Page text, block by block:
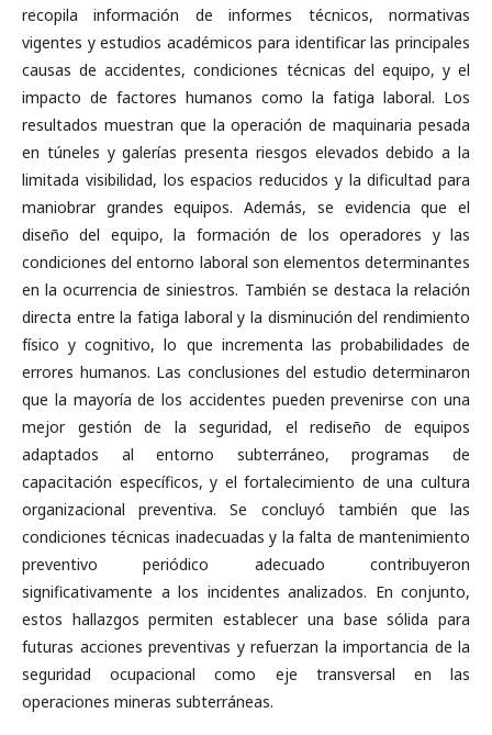
recopila información de informes técnicos, normativas
vigentes y estudios académicos para identificar las principales
causas de accidentes, condiciones técnicas del equipo, y el
impacto de factores humanos como la fatiga laboral. Los
resultados muestran que la operación de maquinaria pesada
en túneles y galerías presenta riesgos elevados debido a la
limitada visibilidad, los espacios reducidos y la dificultad para
maniobrar grandes equipos. Además, se evidencia que el
diseño del equipo, la formación de los operadores y las
condiciones del entorno laboral son elementos determinantes
en la ocurrencia de siniestros. También se destaca la relación
directa entre la fatiga laboral y la disminución del rendimiento
físico y cognitivo, lo que incrementa las probabilidades de
errores humanos. Las conclusiones del estudio determinaron
que la mayoría de los accidentes pueden prevenirse con una
mejor gestión de la seguridad, el rediseño de equipos
adaptados al entorno subterráneo, programas de
capacitación específicos, y el fortalecimiento de una cultura
organizacional preventiva. Se concluyó también que las
condiciones técnicas inadecuadas y la falta de mantenimiento
preventivo periódico adecuado contribuyeron
significativamente a los incidentes analizados. En conjunto,
estos hallazgos permiten establecer una base sólida para
futuras acciones preventivas y refuerzan la importancia de la
seguridad ocupacional como eje transversal en las
operaciones mineras subterráneas.